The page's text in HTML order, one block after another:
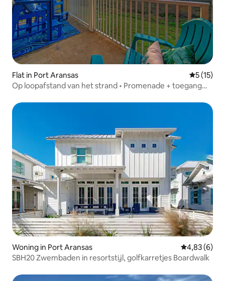
Flat in Port Aransas
5 (15)
Op loopafstand van het strand • Promenade + toegang
Woning in Port Aransas Gemiddelde
4,83 (6)
SBH20 Zwembaden in resortstijl, golfkarretjes Boardwalk